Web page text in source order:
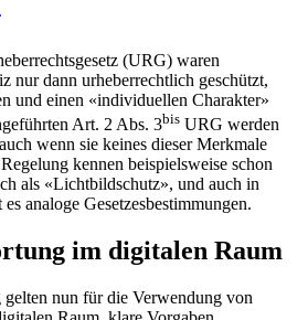
(URG) waren
nur dann urheberrechtlich geschützt,
und einen «individuellen Charakter»
Art. 2 Abs. 3bis URG werden
wenn sie keines dieser Merkmale
kennen beispielsweise schon
als «Lichtbildschutz», und auch in
analoge Gesetzesbestimmungen.
im digitalen Raum
nun für die Verwendung von